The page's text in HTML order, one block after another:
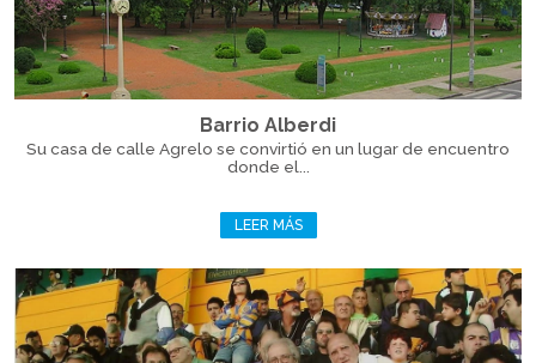
Barrio Alberdi
Su casa de calle Agrelo se convirtió en un lugar de encuentro
donde el...
LEER MÁS